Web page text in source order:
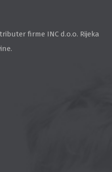
firme INC d.o.o. Rijeka